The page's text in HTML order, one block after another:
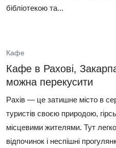
бібліотекою та...
Кафе
Кафе в Рахові,
можна перекусити
Рахів — це затишне місто в
туристів своєю природою,
місцевими жителями. Тут
відпочинок і неспішні